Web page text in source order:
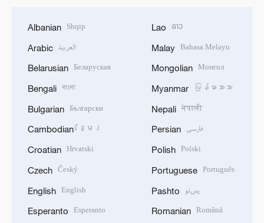
Albanian Shqip
Arabic العربية
Belarusian Беларуская
Bengali বাংলা
Bulgarian Български
Cambodian ខ្មែរ
Croatian Hrvatski
Czech Český
English English
Esperanto Esperanto
Lao ລາວ
Malay Bahasa Melayu
Mongolian Монгол
Myanmar မြန်မာဘာသာ
Nepali नेपाली
Persian فارسی
Polish Polski
Portuguese Português
Pashto پښتو
Romanian Română